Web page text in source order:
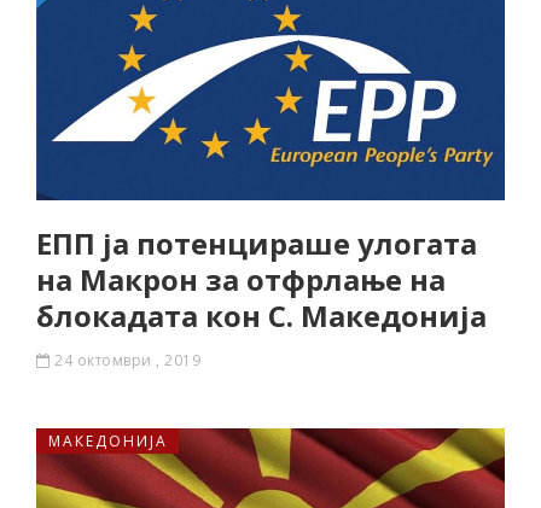
ЕПП ја потенцираше улогата
на Макрон за отфрлање на
блокадата кон С. Македонија
24 октомври , 2019
МАКЕДОНИЈА